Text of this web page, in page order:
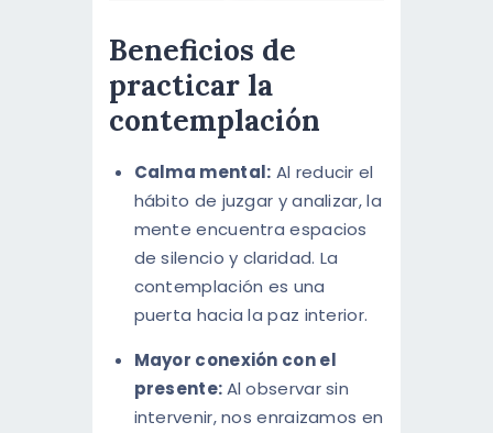
Beneficios de
practicar la
contemplación
Calma mental: Al reducir el
hábito de juzgar y analizar, la
mente encuentra espacios
de silencio y claridad. La
contemplación es una
puerta hacia la paz interior.
Mayor conexión con el
presente:Al observar sin
intervenir, nos enraizamos en